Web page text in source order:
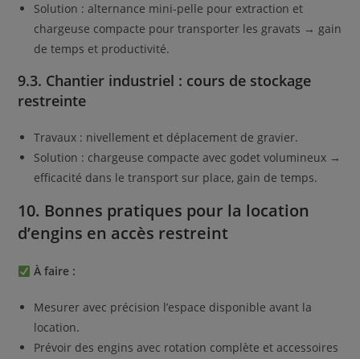
Solution : alternance mini-pelle pour extraction et
chargeuse compacte pour transporter les gravats → gain
de temps et productivité.
9.3. Chantier industriel : cours de stockage
restreinte
Travaux : nivellement et déplacement de gravier.
Solution : chargeuse compacte avec godet volumineux →
efficacité dans le transport sur place, gain de temps.
10. Bonnes pratiques pour la location
d’engins en accès restreint
À faire :
Mesurer avec précision l’espace disponible avant la
location.
Prévoir des engins avec rotation complète et accessoires